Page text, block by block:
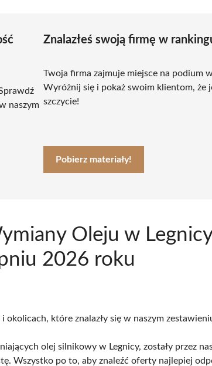
naszym
Znalazłeś swoją firmę w
Twoja firma zajmuje miejsce na podium
Wyróżnij się i pokaż swoim klientom, że
szczycie!
Pobierz materiały!
Oleju w
2026 roku
które znalazły się w naszym
olej silnikowy w Legnicy, zostały przez
Wszystko po to, aby znaleźć oferty najlepiej